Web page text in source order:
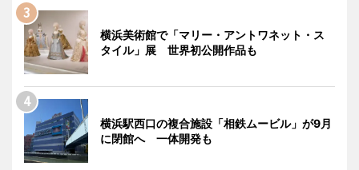
横浜美術館で「マリー・アントワネット・ス
タイル」展 世界初公開作品も
横浜駅西口の複合施設「相鉄ムービル」が9月
に閉館へ 一体開発も